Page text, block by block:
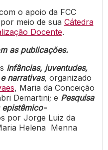
o apoio da FCC
meio de sua Cátedra
Docente.
as publicações.
Infâncias, juventudes,
narrativas, organizado
, Maria da Conceição
Demartini; e Pesquisa
por Jorge Luiz da
Helena Menna